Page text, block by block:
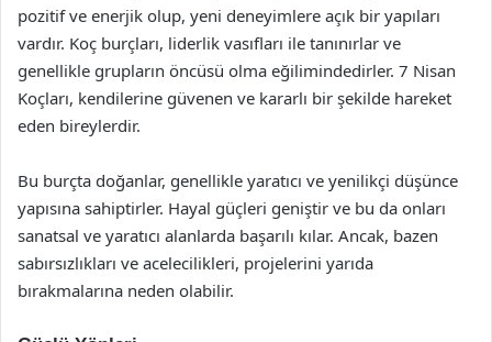
pozitif ve enerjik olup, yeni deneyimlere açık bir yapıları
vardır. Koç burçları, liderlik vasıfları ile tanınırlar ve
genellikle grupların öncüsü olma eğilimindedirler. 7 Nisan
Koçları, kendilerine güvenen ve kararlı bir şekilde hareket
eden bireylerdir.
Bu burçta doğanlar, genellikle yaratıcı ve yenilikçi düşünce
yapısına sahiptirler. Hayal güçleri geniştir ve bu da onları
sanatsal ve yaratıcı alanlarda başarılı kılar. Ancak, bazen
sabırsızlıkları ve acelecilikleri, projelerini yarıda
bırakmalarına neden olabilir.